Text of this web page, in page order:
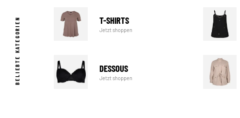
BELIEBTE KATEGORIEN T-SHIRTS
Jetzt shoppen
DESSOUS
Jetzt shoppen